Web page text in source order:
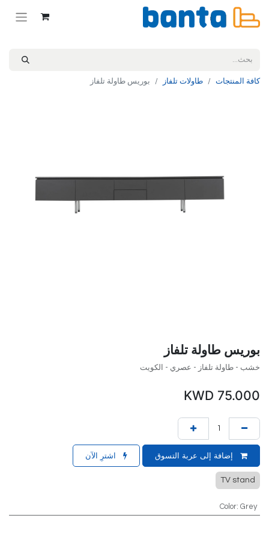
كافة المنتجات طاولات تلفاز بوريس طاولة تلفاز
بوريس طاولة تلفاز
خشب - طاولة تلفاز - عصري - الكويت
75.000
إضافة إلى عربة التسوق اشترِ الآن
TV stand
Color:Grey